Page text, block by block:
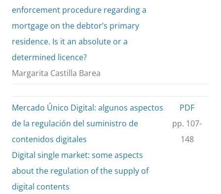
enforcement procedure regarding a
mortgage on the debtor’s primary
residence. Is it an absolute or a
determined licence?
Margarita Castilla Barea
Mercado Único Digital: algunos aspectos
de la regulación del suministro de
contenidos digitales
Digital single market: some aspects
about the regulation of the supply of
digital contents
PDF
pp. 107-
148